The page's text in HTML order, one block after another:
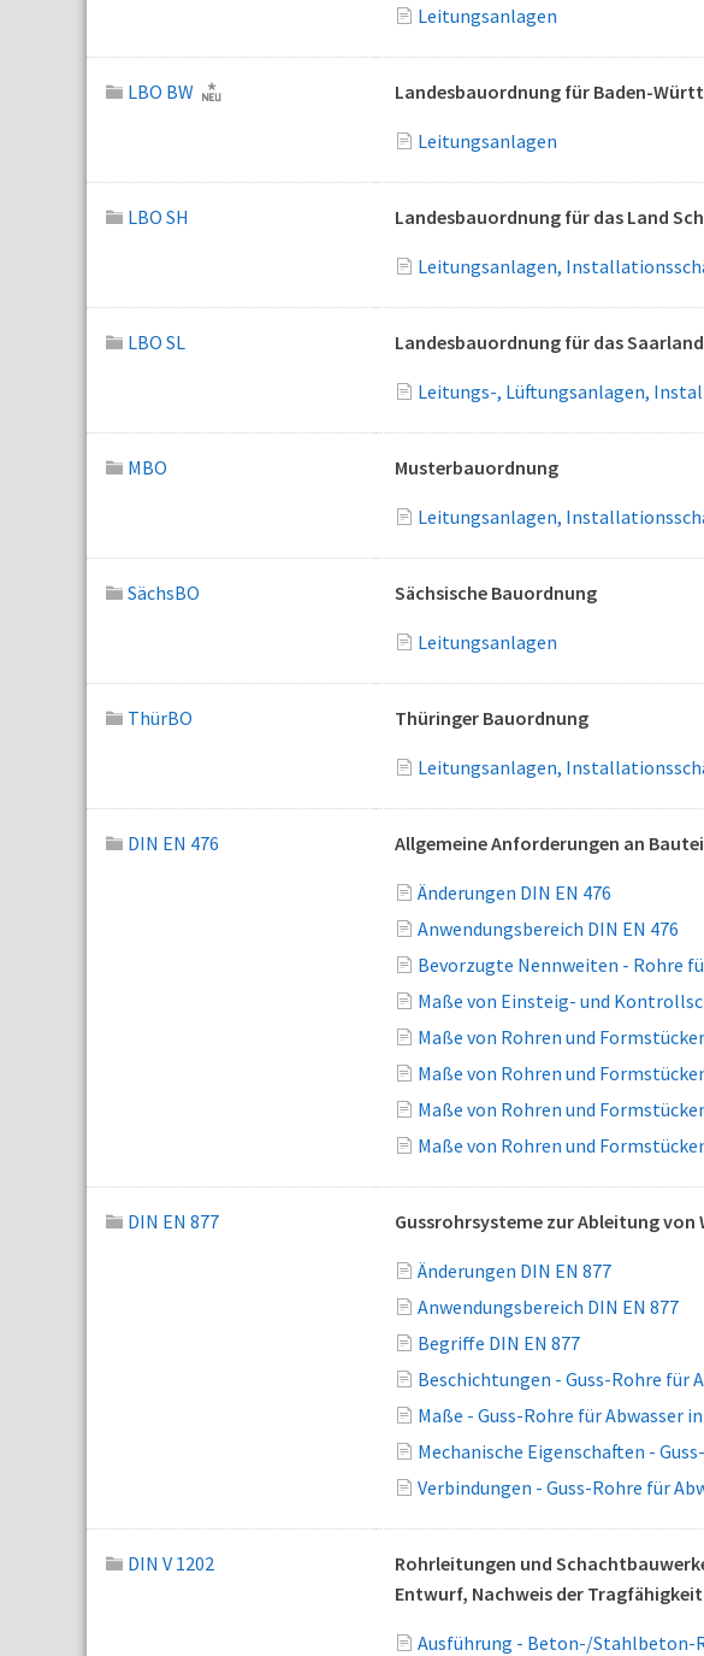
Leitungsanlagen
LBO BW Landesbauordnung für Baden-
Leitungsanlagen
LBO SH Landesbauordnung für das Land
Leitungsanlagen,
LBO SL Landesbauordnung für das Saarland
Leitungs-, Lüftungsanlagen,
MBO Musterbauordnung
Leitungsanlagen,
SächsBO Sächsische Bauordnung
Leitungsanlagen
ThürBO Thüringer Bauordnung
Leitungsanlagen,
DIN EN 476 Allgemeine Anforderungen an
Änderungen DIN EN 476
Anwendungsbereich DIN EN 476
Bevorzugte Nennweiten - Rohre
Maße von Einsteig- und
Maße von Rohren und
Maße von Rohren und
Maße von Rohren und
Maße von Rohren und
DIN EN 877 Gussrohrsysteme zur Ableitung von
Änderungen DIN EN 877
Anwendungsbereich DIN EN 877
Begriffe DIN EN 877
Beschichtungen - Guss-Rohre für
Maße - Guss-Rohre für Abwasser
Mechanische Eigenschaften -
Verbindungen - Guss-Rohre für
DIN V 1202
Rohrleitungen und
Entwurf, Nachweis der
Ausführung - Beton-/Stahlbeton-